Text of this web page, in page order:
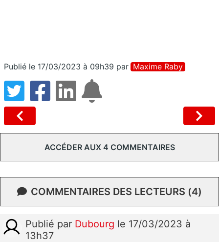
Publié le 17/03/2023 à 09h39 par Maxime Raby
ACCÉDER AUX 4 COMMENTAIRES
COMMENTAIRES DES LECTEURS (4)
Publié par Dubourg le 17/03/2023 à
13h37